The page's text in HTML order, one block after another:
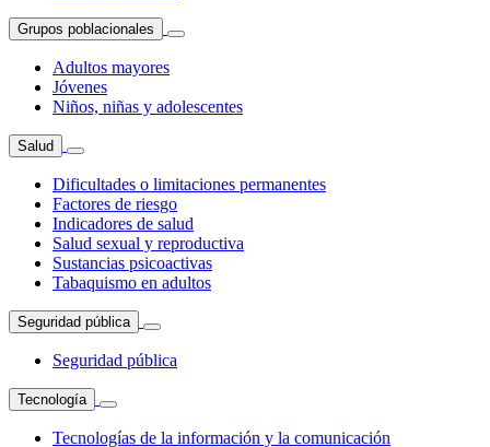
Grupos poblacionales
Adultos mayores
Jóvenes
Niños, niñas y adolescentes
Salud
Dificultades o limitaciones permanentes
Factores de riesgo
Indicadores de salud
Salud sexual y reproductiva
Sustancias psicoactivas
Tabaquismo en adultos
Seguridad pública
Seguridad pública
Tecnología
Tecnologías de la información y la comunicación